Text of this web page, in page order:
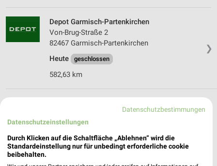
❯
Depot Garmisch-Partenkirchen
Von-Brug-Straße 2
82467 Garmisch-Partenkirchen
Heute
geschlossen
582,63 km
Möbel & Wohnen Angebote und Prospekte für
Eisenberg
20 Prospekte
XXXLutz
Datenschutzbestimmungen
Datenschutzeinstellungen
Durch Klicken auf die Schaltfläche „Ablehnen“ wird die
Standardeinstellung nur für unbedingt erforderliche cookie
beibehalten.